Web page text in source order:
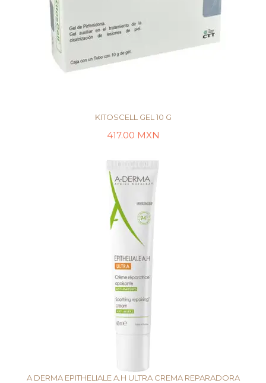
KITOSCELL GEL 10 G
417.00 MXN
A DERMA EPITHELIALE A.H ULTRA CREMA REPARADORA